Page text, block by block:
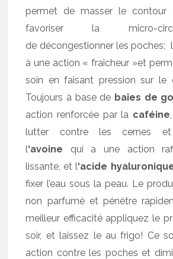
permet de masser le contour
favoriser la micro-
de décongestionner les poches;
à une action « fraîcheur »et
soin en faisant pression sur le
Toujours à base de baies de
action renforcée par la caféine
lutter contre les cernes
l‘avoine qui a une action
lissante, et l‘acide
fixer l’eau sous la peau. Le
non parfumé et pénètre
meilleur efficacité appliquez le
soir, et laissez le au frigo! Ce
action contre les poches et